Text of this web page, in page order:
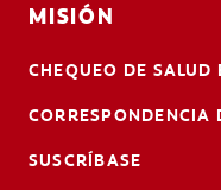
MISIÓN
CHEQUEO DE SALUD
CORRESPONDENCIA
SUSCRÍBASE